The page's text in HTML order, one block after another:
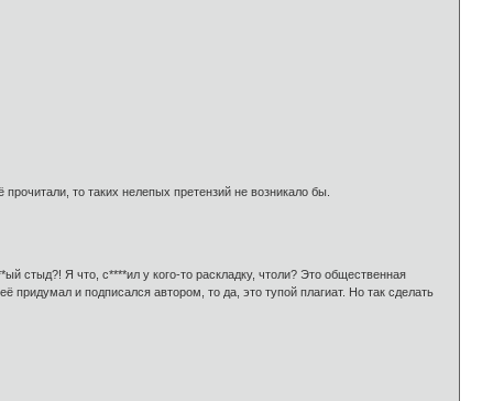
то таких нелепых претензий не возникало бы.
стыд?! Я что, с****ил у кого-то раскладку, чтоли? Это общественная
придумал и подписался автором, то да, это тупой плагиат. Но так сделать